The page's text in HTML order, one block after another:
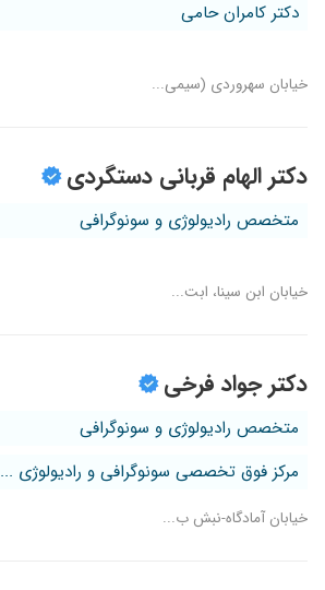
دکتر کامران حامی
خیابان سهروردی (سیمی...
دکتر الهام قربانی دستگردی
متخصص رادیولوژی و سونوگرافی
خیابان ابن سینا، ابت...
دکتر جواد فرخی
متخصص رادیولوژی و سونوگرافی
مرکز فوق تخصصی سونوگرافی و رادیولوژی ...
خیابان آمادگاه-نبش ب...